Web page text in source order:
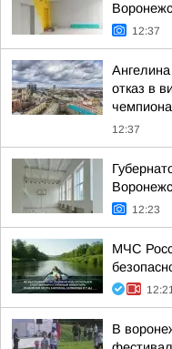
12:37
отказ в
12:37
12:23
МЧС
В